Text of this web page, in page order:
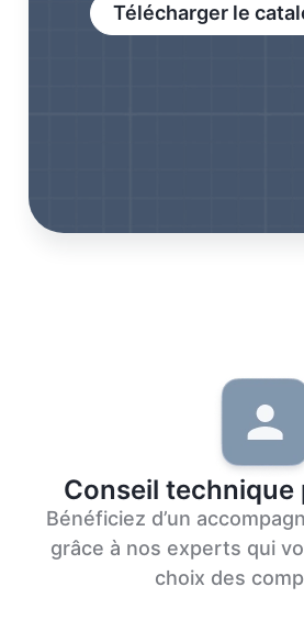
Télécharger le
Conseil technique
Bénéficiez d’un
grâce à nos experts qui
choix des